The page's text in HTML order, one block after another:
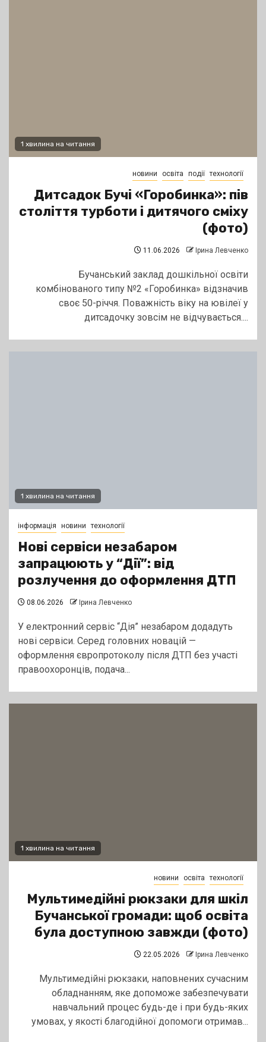
1 хвилина на читання
новини освіта події технології
Дитсадок Бучі «Горобинка»: пів
століття турботи і дитячого сміху
(фото)
11.06.2026 Ірина Левченко
Бучанський заклад дошкільної освіти
комбінованого типу №2 «Горобинка» відзначив
своє 50-річчя. Поважність віку на ювілеї у
дитсадочку зовсім не відчувається....
1 хвилина на читання
інформація новини технології
Нові сервіси незабаром
запрацюють у “Дії”: від
розлучення до оформлення ДТП
08.06.2026 Ірина Левченко
У електронний сервіс “Дія” незабаром додадуть
нові сервіси. Серед головних новацій —
оформлення європротоколу після ДТП без участі
правоохоронців, подача...
1 хвилина на читання
новини освіта технології
Мультимедійні рюкзаки для шкіл
Бучанської громади: щоб освіта
була доступною завжди (фото)
22.05.2026 Ірина Левченко
Мультимедійні рюкзаки, наповнених сучасним
обладнанням, яке допоможе забезпечувати
навчальний процес будь-де і при будь-яких
умовах, у якості благодійної допомоги отримав...